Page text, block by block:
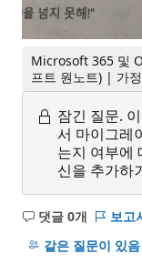
Microsoft 365 및
프트 원노트) | 가
잠긴 질문.
서 마이그레
는지 여부에
신을 추가하
댓글 0개
설
명
보고
같은 질문이 있음